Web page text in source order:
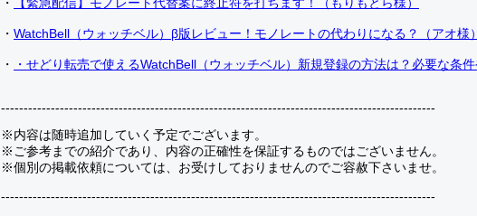
・ WatchBell（ウォッチベル）β版レビュー！モノレートの代わりになる？（アオ様
・ ・せどり転売で使えるWatchBell（ウォッチベル）新規登録の方法は？必要な条
------------------------------------------------------------------------------------------------
※内容は随時追加していく予定でございます。
※ご参考までの紹介であり、内容の正確性を保証するものではございません。
※個別の掲載依頼については、お受けしておりませんのでご容赦下さいませ。
------------------------------------------------------------------------------------------------